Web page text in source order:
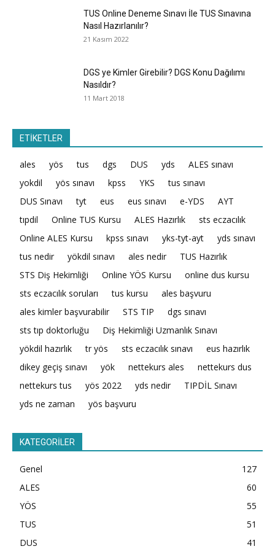
TUS Online Deneme Sınavı İle TUS Sınavına
Nasıl Hazırlanılır?
21 Kasım 2022
DGS ye Kimler Girebilir? DGS Konu Dağılımı
Nasıldır?
11 Mart 2018
ETİKETLER
ales yös tus dgs DUS yds
ALES sınavı
yokdil
yös sınavı kpss YKS
tus sınavı
DUS Sınavı
tyt eus eus sınavı e-YDS
AYT
tıpdil
Online TUS Kursu ALES Hazırlık
sts eczacılık
Online ALES Kursu
kpss sınavı yks-tyt-ayt
yds sınavı
tus nedir
yökdil sınavı ales nedir
TUS Hazırlık
STS Diş Hekimliği
Online YÖS Kursu
online dus kursu
sts eczacılık soruları
tus kursu
ales başvuru
ales kimler başvurabilir
STS TIP
dgs sınavı
sts tıp doktorluğu
Diş Hekimliği Uzmanlık Sınavı
yökdil hazırlık
tr yös sts eczacılık sınavı
eus hazırlık
dikey geçiş sınavı
yök nettekurs ales
nettekurs dus
nettekurs tus
yös 2022 yds nedir
TIPDİL Sınavı
yds ne zaman
yös başvuru
KATEGORİLER
Genel
127
ALES
60
YÖS
55
TUS
51
DUS
41